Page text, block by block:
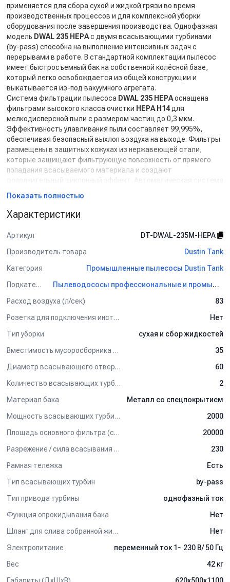
применяется для сбора сухой и жидкой грязи во время
производственных процессов и для комплексной уборки
оборудования после завершения производства. Однофазная
модель DWAL 235 HEPAс двумя всасывающими турбинами
(by-pass) способна на выполнение интенсивных задач с
перерывами в работе. В стандартной комплектации пылесос
имеет быстросъемный бак на собственной колёсной базе,
который легко освобождается из общей конструкции и
выкатывается из-под вакуумного агрегата.
Система фильтрации пылесоса DWAL 235 HEPAоснащена
фильтрами высокого класса очистки HEPA H14для
мелкодисперсной пыли с размером частиц до 0,3 мкм.
Эффективность улавливания пыли составляет 99,995%,
обеспечивая безопасный выхлоп воздуха на выходе. Фильтры
размещены в защитных кожухах из нержавеющей стали,
которые защищают фильтрующую поверхность от прямого
попадания всасываемого материала и создают
дополнительный циклонный эффект. Автоматическая система
продолжительность и эффективность их работы без
необходимости участия оператора. Очистка происходит путем
высокочастотного вибрационного встряхивания и обратной
продувки фильтров воздухом. Каждые три минуты все
фильтры поочередно проходят цикл очистки, при этом не
требуется подключение пылесоса к внешнему компрессору –
всасывающих турбин пылесоса.
Пылесос
DWAL 235 HEPAобладает возможностью
фильтрующего комплекта. Смешанный мусор при проходе
через тангенциально расположенный патрубок попадает в
жидкие фракции. Сухие частицы улавливаются фильтром, в то
его объема.
- Окрашенный металлический бак, защищенный от коррозии.
- 2 электромотора с вакуумным насосом By-Pass.
- Боковой входной патрубок для создания циклонного
эффекта.
- Лоток для хранения аксессуаров.
- Одновременная уборка сухой и жидкой грязи.
Комплект поставки:
Номинальный диаметр входного патрубка – 60 мм.
- Фильтр-картридж HEPA с эффективностью фильтрации
99,995% (0.3 мкм), 2 шт.
Дополнительные опции:
Применение:
Показать полностью
Характеристики
Артикул
DT-DWAL-235M-HEPA
Производитель товара
Dustin Tank
Категория
Промышленные пылесосы Dustin Tank
Подкатегория
Пылеводососы профессиональные и промышленные Dustin Tank
Расход воздуха (л/сек)
83
Розетка для подключения инструмента
Нет
Тип уборки
сухая и сбор жидкостей
Вместимость мусоросборника (л)
35
Диаметр всасывающего отверстия (мм)
60
Количество всасывающих турбин (шт)
2
Материал бака
Металл со спецпокрытием
Мощность всасывающих турбин (Вт)
2000
Площадь основного фильтра (см2)
20000
Разрежение / сила всасывания (мбар)
230
Рамная тележка
Есть
Тип всасывающих турбин
by-pass
Тип привода турбины
однофазный ток
Функция опрокидывания бака
Нет
Шланг для слива собранной жидкости
Нет
Электропитание
переменный ток 1~ 230 В/ 50 Гц
Вес
42 кг
Габариты (ДхШхВ)